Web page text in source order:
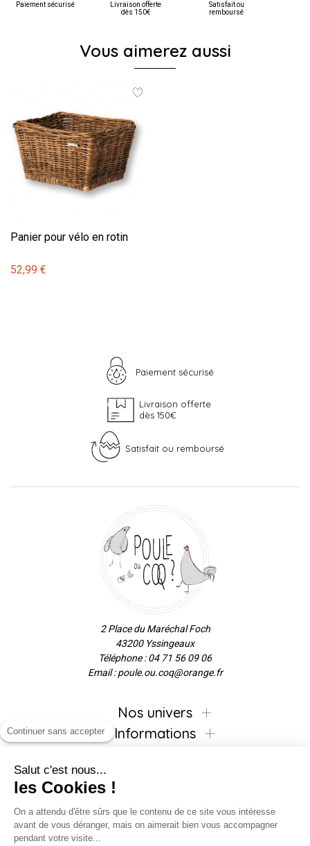
Paiement sécurisé
Livraison offerte
dès 150€
Satisfait ou
remboursé
Vous aimerez aussi
Panier pour vélo en rotin
52,99 €
Paiement sécurisé
Livraison offerte
dès 150€
Satisfait ou remboursé
2 Place du Maréchal Foch
43200 Yssingeaux
Téléphone : 04 71 56 09 06
Email : poule.ou.coq@orange.fr
Nos univers
Informations
Inscrivez-vous à la newsletter !
Continuer sans accepter
Salut c'est nous...
les Cookies !
On a attendu d'être sûrs que le contenu de ce site vous intéresse
avant de vous déranger, mais on aimerait bien vous accompagner
pendant votre visite...